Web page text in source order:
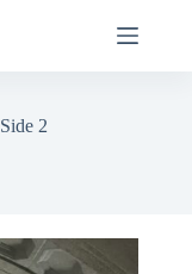
Side 2